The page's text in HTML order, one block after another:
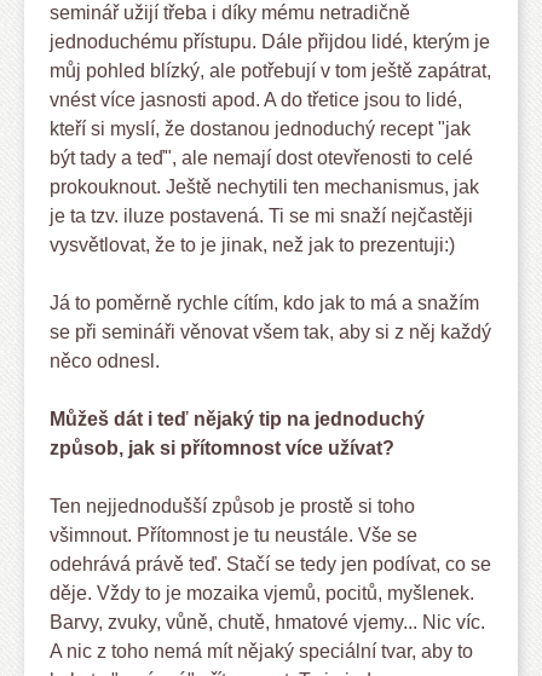
seminář užijí třeba i díky mému netradičně
jednoduchému přístupu. Dále přijdou lidé, kterým je
můj pohled blízký, ale potřebují v tom ještě zapátrat,
vnést více jasnosti apod. A do třetice jsou to lidé,
kteří si myslí, že dostanou jednoduchý recept "jak
být tady a teď", ale nemají dost otevřenosti to celé
prokouknout. Ještě nechytili ten mechanismus, jak
je ta tzv. iluze postavená. Ti se mi snaží nejčastěji
vysvětlovat, že to je jinak, než jak to prezentuji:)
Já to poměrně rychle cítím, kdo jak to má a snažím
se při semináři věnovat všem tak, aby si z něj každý
něco odnesl.
Můžeš dát i teď nějaký tip na jednoduchý
způsob, jak si přítomnost více užívat?
Ten nejjednodušší způsob je prostě si toho
všimnout. Přítomnost je tu neustále. Vše se
odehrává právě teď. Stačí se tedy jen podívat, co se
děje. Vždy to je mozaika vjemů, pocitů, myšlenek.
Barvy, zvuky, vůně, chutě, hmatové vjemy... Nic víc.
A nic z toho nemá mít nějaký speciální tvar, aby to